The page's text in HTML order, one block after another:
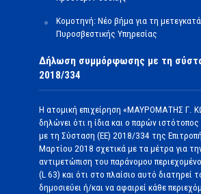
Κομοτηνή: Νέο βήμα για τη
Πυροσβεστικής Υπηρεσίας
Δήλωση συμμόρφωσης με τη
2018/334
Η ατομική επιχείρηση «ΜΑΥΡΟΜΑΤΗΣ Γ.
δηλώνει ότι η ίδια και ο παρών
με τη Σύσταση (ΕΕ) 2018/334 της
Μαρτίου 2018 σχετικά με τα μέτρα για
αντιμετώπιση του παράνομου
(L 63) και ότι στο πλαίσιο αυτό διατηρεί
δημοσιεύει ή/και να αφαιρεί κάθε